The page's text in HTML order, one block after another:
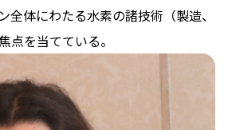
全体にわたる水素の諸技術（製造、
点を当てている。